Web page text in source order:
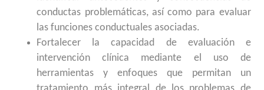
conductas problemáticas, así como para evaluar
las funciones conductuales asociadas.
Fortalecer la capacidad de evaluación e
intervención clínica mediante el uso de
herramientas y enfoques que permitan un